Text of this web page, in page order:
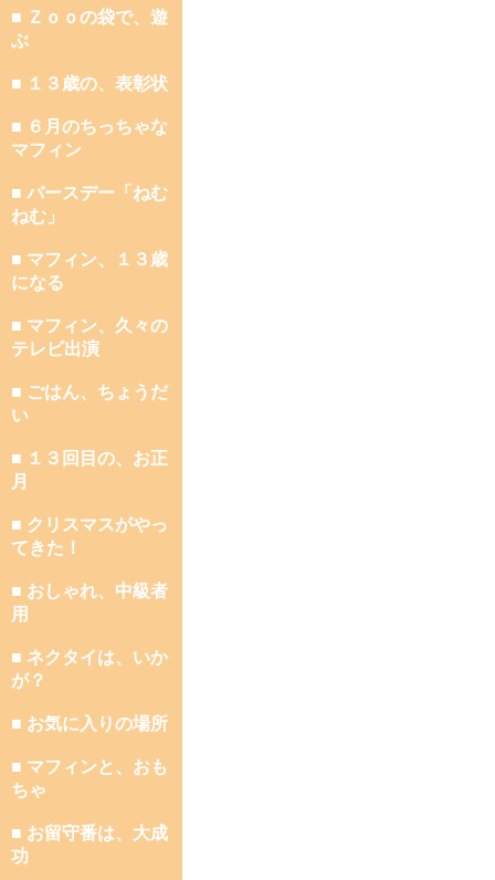
■ Ｚｏｏの袋で、遊
ぶ
■ １３歳の、表彰状
■ ６月のちっちゃな
マフィン
■ バースデー「ねむ
ねむ」
■ マフィン、１３歳
になる
■ マフィン、久々の
テレビ出演
■ ごはん、ちょうだ
い
■ １３回目の、お正
月
■ クリスマスがやっ
てきた！
■ おしゃれ、中級者
用
■ ネクタイは、いか
が？
■ お気に入りの場所
■ マフィンと、おも
ちゃ
■ お留守番は、大成
功